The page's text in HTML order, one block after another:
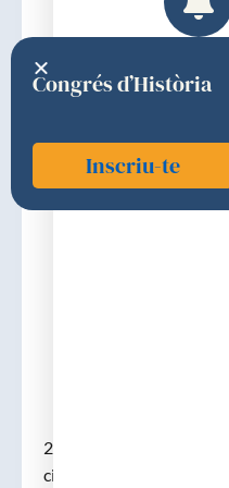
27-12-1839. (n.- 1801 –
cirurgia mèdica el 1829 i
Congrés d’Història
Inscriu-te